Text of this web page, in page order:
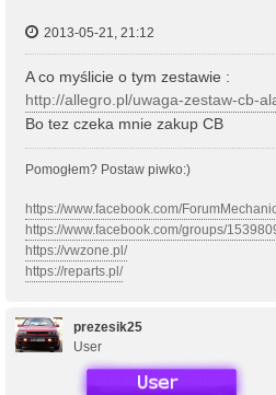
2013-05-21, 21:12
A co myślicie o tym zestawie :
http://allegro.pl/uwaga-zestaw-cb-
Bo tez czeka mnie zakup CB
Pomogłem? Postaw piwko:)
https://www.facebook.com/
https://www.facebook.com/groups/
https://vwzone.pl/
https://reparts.pl/
prezesik25
User